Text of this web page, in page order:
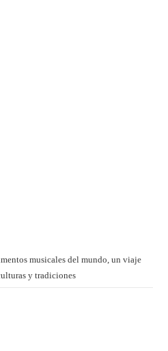
musicales del mundo, un viaje
y tradiciones